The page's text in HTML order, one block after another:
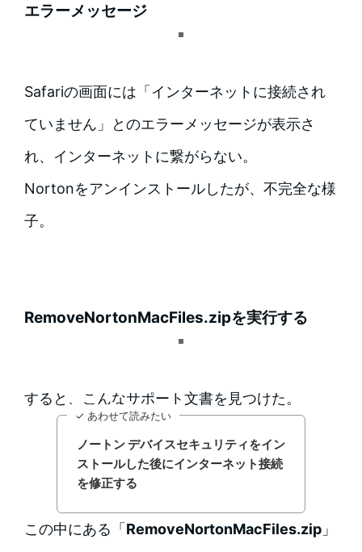
エラーメッセージ
Safariの画面には「インターネットに接続され
ていません」とのエラーメッセージが表示さ
れ、インターネットに繋がらない。
Nortonをアンインストールしたが、不完全な様
子。
RemoveNortonMacFiles.zipを実行する
すると、こんなサポート文書を見つけた。
✓ あわせて読みたい
ノートン デバイスセキュリティをイン
ストールした後にインターネット接続
を修正する
この中にある「 RemoveNortonMacFiles.zip」